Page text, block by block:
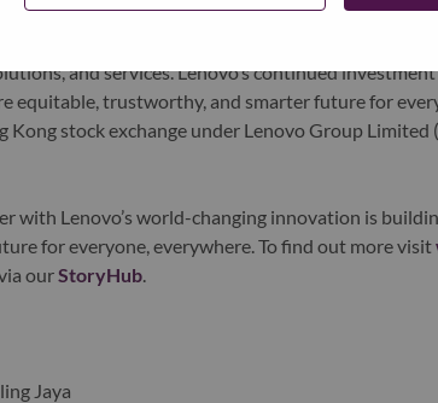
AI-ready, and AI-optimized devices (PCs,
storage, edge, high performance computing and
and services. Lenovo’s continued
equitable, trustworthy, and smarter future for
Kong stock exchange under Lenovo Group Limited
with Lenovo’s world-changing innovation is
for everyone, everywhere. To find out more visit
our StoryHub.
Jaya